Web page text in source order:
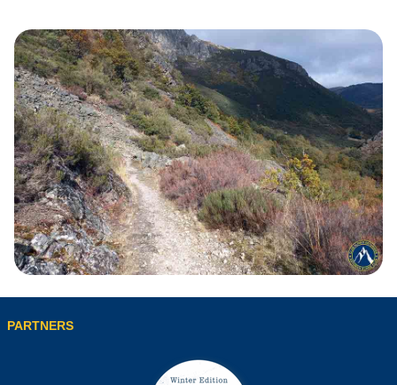
PARTNERS